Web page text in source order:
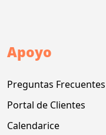
Apoyo
Preguntas Frecuentes
Portal de Clientes
Calendarice